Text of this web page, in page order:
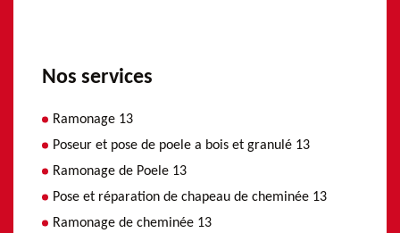
Nos services
Ramonage 13
Poseur et pose de poele a bois et granulé 13
Ramonage de Poele 13
Pose et réparation de chapeau de cheminée 13
Ramonage de cheminée 13